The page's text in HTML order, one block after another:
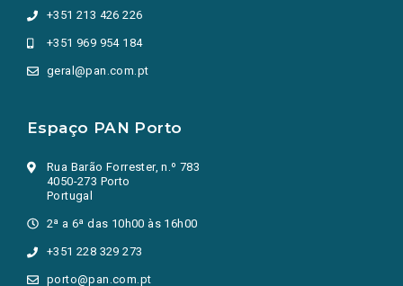
+351 213 426 226
+351 969 954 184
geral@pan.com.pt
Espaço PAN Porto
Rua Barão Forrester, n.º 783
4050-273 Porto
Portugal
2ª a 6ª das 10h00 às 16h00
+351 228 329 273
porto@pan.com.pt